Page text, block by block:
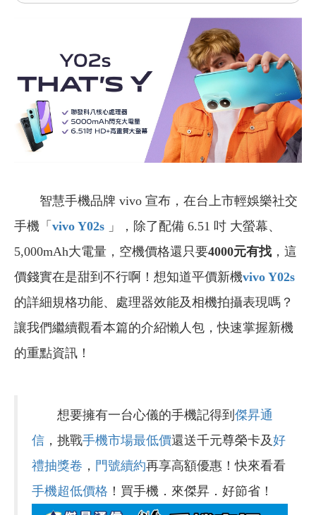
智慧手機品牌 vivo 宣布，在台上市輕娛樂社交
手機「 vivo Y02s 」，除了配備 6.51 吋 大螢幕、
5,000mAh大電量，空機價格還只要4000元有找 ，這
價錢實在是甜到不行啊！想知道平價新機vivo Y02s
的詳細規格功能、處理器效能及相機拍攝表現嗎？
讓我們繼續觀看本篇的介紹懶人包，快速掌握新機
的重點資訊！
想要擁有一台心儀的手機記得到 傑昇通
信 ，挑戰手機市場最低價還送千元尊榮卡及好
禮抽獎卷 ， 門號續約再享高額優惠！快來看看
手機超低價格 ！買手機．來傑昇．好節省！